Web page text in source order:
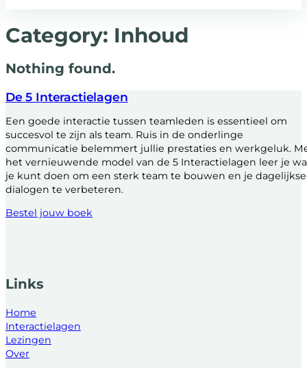
Category: Inhoud
Nothing found.
De 5 Interactielagen
Een goede interactie tussen teamleden is essentieel om
succesvol te zijn als team. Ruis in de onderlinge
communicatie belemmert jullie prestaties en werkgeluk.
het vernieuwende model van de 5 Interactielagen leer je
je kunt doen om een sterk team te bouwen en je dagelijkse
dialogen te verbeteren.
Bestel jouw boek
Links
Home
Interactielagen
Lezingen
Over